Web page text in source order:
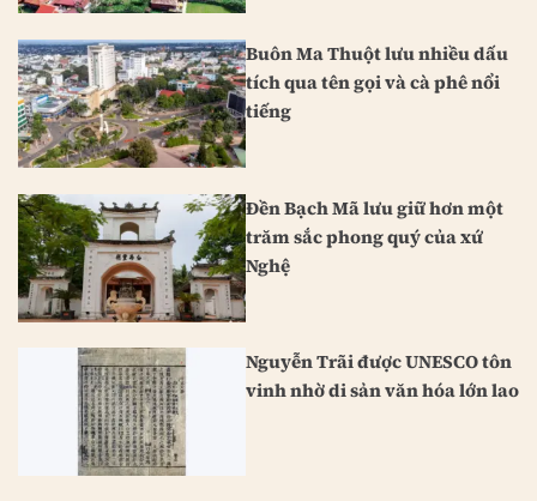
Buôn Ma Thuột lưu nhiều dấu
tích qua tên gọi và cà phê nổi
tiếng
Đền Bạch Mã lưu giữ hơn một
trăm sắc phong quý của xứ
Nghệ
Nguyễn Trãi được UNESCO tôn
vinh nhờ di sản văn hóa lớn lao